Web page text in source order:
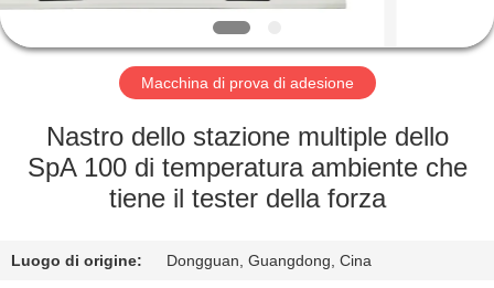
MANIFESTAZIONE
DI
CIRCA
GIRO
Macchina di prova di adesione
Nastro dello stazione multiple dello
SpA 100 di temperatura ambiente che
tiene il tester della forza
Luogo di origine: Dongguan, Guangdong, Cina